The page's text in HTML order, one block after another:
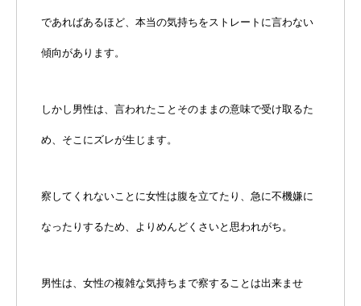
であればあるほど、本当の気持ちをストレートに言わない
傾向があります。
しかし男性は、言われたことそのままの意味で受け取るた
め、そこにズレが生じます。
察してくれないことに女性は腹を立てたり、急に不機嫌に
なったりするため、よりめんどくさいと思われがち。
男性は、女性の複雑な気持ちまで察することは出来ませ